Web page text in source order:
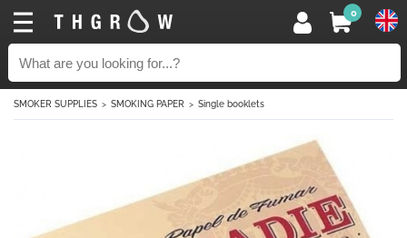
0
SMOKER SUPPLIES SMOKING PAPER Single booklets